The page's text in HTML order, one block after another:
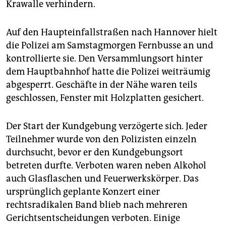
Krawalle verhindern.
Auf den Haupteinfallstraßen nach Hannover hielt
die Polizei am Samstagmorgen Fernbusse an und
kontrollierte sie. Den Versammlungsort hinter
dem Hauptbahnhof hatte die Polizei weiträumig
abgesperrt. Geschäfte in der Nähe waren teils
geschlossen, Fenster mit Holzplatten gesichert.
Der Start der Kundgebung verzögerte sich. Jeder
Teilnehmer wurde von den Polizisten einzeln
durchsucht, bevor er den Kundgebungsort
betreten durfte. Verboten waren neben Alkohol
auch Glasflaschen und Feuerwerkskörper. Das
ursprünglich geplante Konzert einer
rechtsradikalen Band blieb nach mehreren
Gerichtsentscheidungen verboten. Einige